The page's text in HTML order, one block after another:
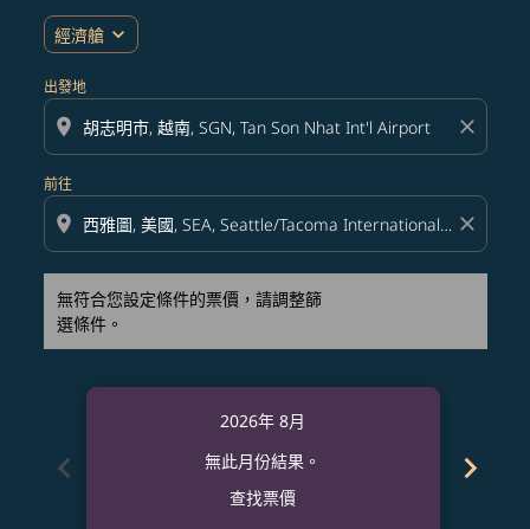
經濟艙 expand_more
出發地
location_on close
前往
location_on close
無符合您設定條件的票價，請調整篩
選條件。
chevron_left
2026年 8月
無此月份結果。
查找票價
chevron_right